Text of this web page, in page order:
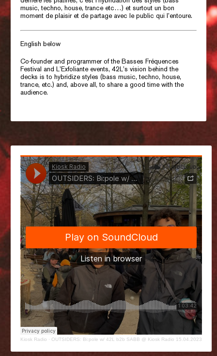
music, techno, house, trance etc…) et surtout un bon
moment de plaisir et de partage avec le public qui l’entoure.
English below
Co-founder and programmer of the BassesFréquences
Festival andL’Exfolianteevents, 42L’s vision behind the
decks is to hybridize styles (bass music, techno, house,
trance, etc.)and, above all, to sharea good timewith the
audience.
Kiosk Radio ·OUTSIDERS: Bi:pole w/ 42L b2b SABB @ Kiosk Radio 15.04.2023